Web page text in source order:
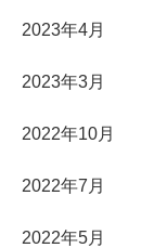
2023年4月
2023年3月
2022年10月
2022年7月
2022年5月